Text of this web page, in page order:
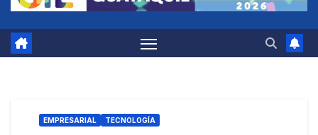
EMPRESARIAL TECNOLOGÍA